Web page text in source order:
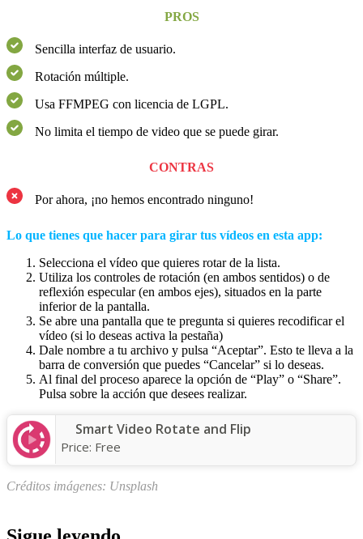
PROS
Sencilla interfaz de usuario.
Rotación múltiple.
Usa FFMPEG con licencia de LGPL.
No limita el tiempo de video que se puede girar.
CONTRAS
Por ahora, ¡no hemos encontrado ninguno!
Lo que tienes que hacer para girar tus vídeos en esta app:
Selecciona el vídeo que quieres rotar de la lista.
Utiliza los controles de rotación (en ambos sentidos) o de
reflexión especular (en ambos ejes), situados en la parte
inferior de la pantalla.
Se abre una pantalla que te pregunta si quieres recodificar el
vídeo (si lo deseas activa la pestaña)
Dale nombre a tu archivo y pulsa “Aceptar”. Esto te lleva a la
barra de conversión que puedes “Cancelar” si lo deseas.
Al final del proceso aparece la opción de “Play” o “Share”.
Pulsa sobre la acción que desees realizar.
Smart Video Rotate and Flip
Price: Free
Créditos imágenes: Unsplash